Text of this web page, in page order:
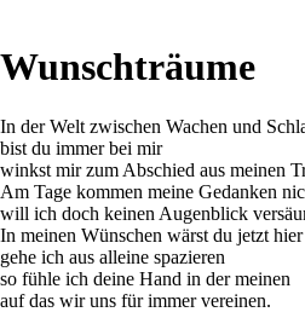
Wunschträume
In der Welt zwischen Wachen und
bist du immer bei mir
winkst mir zum Abschied aus meinen
Am Tage kommen meine Gedanken
will ich doch keinen Augenblick
In meinen Wünschen wärst du jetzt hier
gehe ich aus alleine spazieren
so fühle ich deine Hand in der meinen
auf das wir uns für immer vereinen.